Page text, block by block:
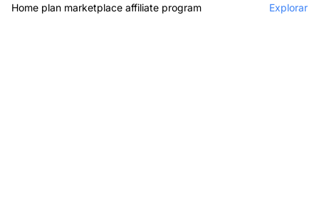
Home plan marketplace affiliate program Explorar